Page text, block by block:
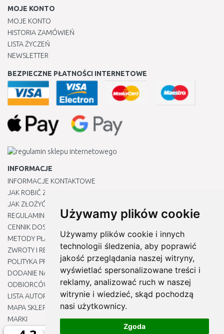
Używamy plików cookie
Używamy plików cookie i innych
technologii śledzenia, aby poprawić
jakość przeglądania naszej witryny,
wyświetlać spersonalizowane treści i
reklamy, analizować ruch w naszej
witrynie i wiedzieć, skąd pochodzą
nasi użytkownicy.
Zgoda
MOJE KONTO
MOJE KONTO
HISTORIA ZAMÓWIEŃ
LISTA ŻYCZEŃ
NEWSLETTER
BEZPIECZNE PŁATNOŚCI INTERNETOWE
INFORMACJE
INFORMACJE KONTAKTOWE
JAK ROBIĆ ZAKUPY ?
JAK ZŁOŻYĆ REKLAMACJĘ
REGULAMIN
CENNIK DOSTAWY
METODY PŁATNOŚCI
ZWROTY I REKLAMACJE PRODUKTÓW
POLITYKA PRYWATNOŚCI
DODANIE NASZYCH ADRESÓW E-MAIL DO LISTY ZAUFANYCH
ODBIORCÓW
LISTA AUTORYZOWANYCH CENTRÓW SERWISOWYCH
MAPA SKLEPU
MARKI
BLOGU